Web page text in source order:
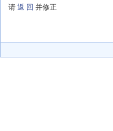
请 返 回 并修正